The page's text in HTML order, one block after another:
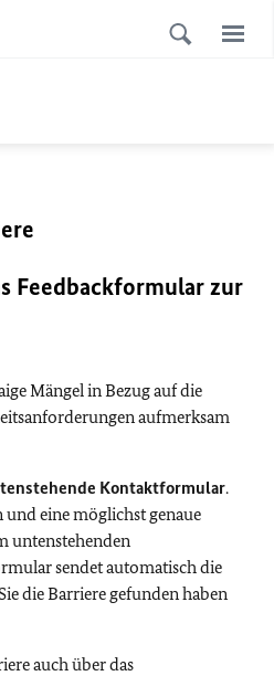
Feedbackformular zur
Mängel in Bezug auf die
aufmerksam
Kontaktformular.
und eine möglichst genaue
untenstehenden
sendet automatisch die
die Barriere gefunden haben
auch über das